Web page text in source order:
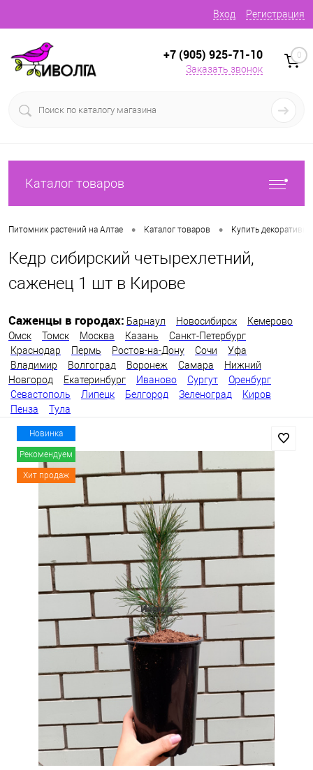
Вход Регистрация
+7 (905) 925-71-10
Заказать звонок
0
Каталог товаров
Питомник растений на Алтае • Каталог товаров • Купить
Кедр сибирский четырехлетний,
саженец 1 шт в Кирове
Саженцы в городах: Барнаул Новосибирск
Кемерово
Омск
Томск Москва Казань
Санкт-Петербург
Краснодар
Пермь Ростов-на-Дону Сочи
Уфа
Владимир
Волгоград Воронеж Самара
Нижний
Новгород
Екатеринбург Иваново Сургут
Оренбург
Севастополь
Липецк Белгород Зеленоград
Киров
Пенза
Тула
Новинка
Рекомендуем
Хит продаж